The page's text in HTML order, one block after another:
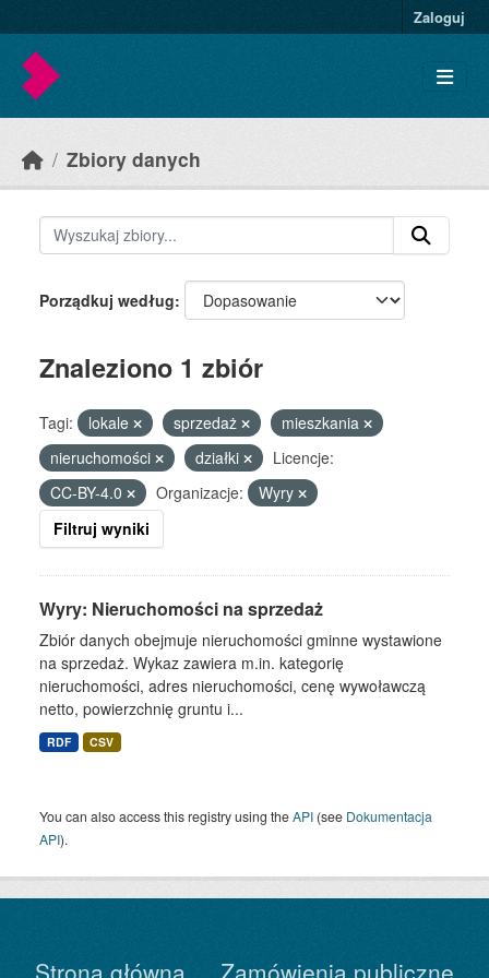
Zaloguj
Zbiory danych
Porządkuj według
Znaleziono 1 zbiór
Tagi: lokale sprzedaż
mieszkania
nieruchomości
działki
Licencje:
CC-BY-4.0
Organizacje:
Wyry
Filtruj wyniki
Wyry: Nieruchomości na sprzedaż
Zbiór danych obejmuje nieruchomości gminne wystawione
na sprzedaż. Wykaz zawiera m.in. kategorię
nieruchomości, adres nieruchomości, cenę wywoławczą
netto, powierzchnię gruntu i...
RDF CSV
You can also access this registry using theAPI (see Dokumentacja
API).
Strona główna Zamówienia publiczne